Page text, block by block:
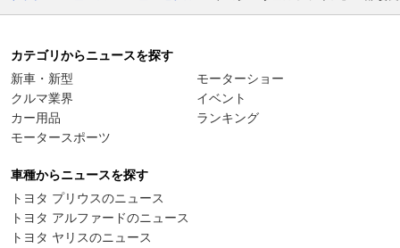
カテゴリからニュースを探す
新車・新型
クルマ業界
カー用品
モータースポーツ
モーターショー
イベント
ランキング
車種からニュースを探す
トヨタ プリウスのニュース
トヨタ アルファードのニュース
トヨタ ヤリスのニュース